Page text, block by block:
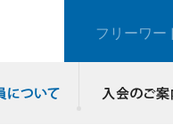
フリーワー